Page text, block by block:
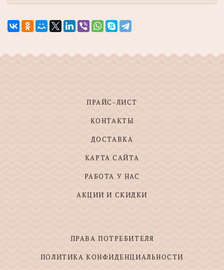
ПРАЙС-ЛИСТ
КОНТАКТЫ
ДОСТАВКА
КАРТА САЙТА
РАБОТА У НАС
АКЦИИ И СКИДКИ
ПРАВА ПОТРЕБИТЕЛЯ
ПОЛИТИКА КОНФИДЕНЦИАЛЬНОСТИ